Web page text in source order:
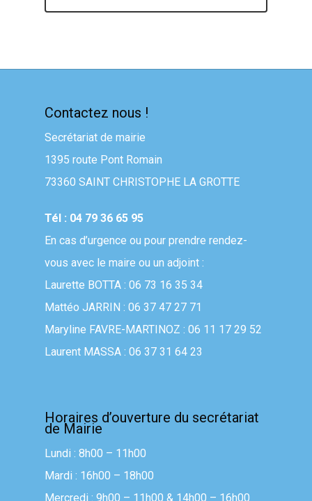
Contactez nous !
Secrétariat de mairie
1395 route Pont Romain
73360 SAINT CHRISTOPHE LA GROTTE
Tél : 04 79 36 65 95
En cas d’urgence ou pour prendre rendez-
vous avec le maire ou un adjoint :
Laurette BOTTA : 06 73 16 35 34
Mattéo JARRIN : 06 37 47 27 71
Maryline FAVRE-MARTINOZ : 06 11 17 29 52
Laurent MASSA : 06 37 31 64 23
Horaires d’ouverture du secrétariat
de Mairie
Lundi : 8h00 – 11h00
Mardi : 16h00 – 18h00
Mercredi : 9h00 – 11h00 & 14h00 – 16h00